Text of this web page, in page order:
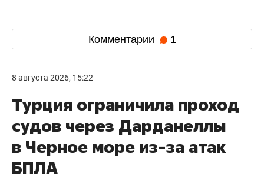
Комментарии 1
8 августа 2026, 15:22
Турция ограничила проход
судов через Дарданеллы
в Черное море из-за атак
БПЛА